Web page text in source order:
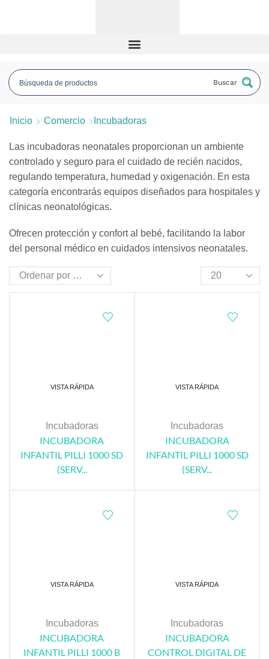
Buscar
Inicio Comercio Incubadoras
Las incubadoras neonatales proporcionan un ambiente
controlado y seguro para el cuidado de recién nacidos,
regulando temperatura, humedad y oxigenación. En esta
categoría encontrarás equipos diseñados para hospitales y
clínicas neonatológicas.
Ofrecen protección y confort al bebé, facilitando la labor
del personal médico en cuidados intensivos neonatales.
VISTA RÁPIDA
Incubadoras
INCUBADORA
INFANTIL PILLI 1000 SD
(SERV...
VISTA RÁPIDA
Incubadoras
INCUBADORA
INFANTIL PILLI 1000 SD
(SERV...
VISTA RÁPIDA
Incubadoras
INCUBADORA
INFANTIL PILLI 1000 B
VISTA RÁPIDA
Incubadoras
INCUBADORA
CONTROL DIGITAL DE